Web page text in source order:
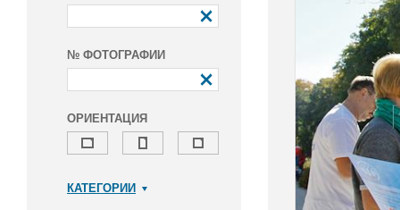
№ ФОТОГРАФИИ
ОРИЕНТАЦИЯ
КАТЕГОРИИ